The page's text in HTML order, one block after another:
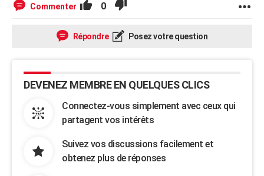
Commenter 0
Répondre Posez votre question
DEVENEZ MEMBRE EN QUELQUES CLICS
Connectez-vous simplement avec ceux qui
partagent vos intérêts
Suivez vos discussions facilement et
obtenez plus de réponses